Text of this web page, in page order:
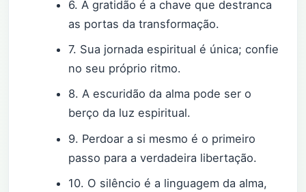
6. A gratidão é a chave que destranca
as portas da transformação.
7. Sua jornada espiritual é única; confie
no seu próprio ritmo.
8. A escuridão da alma pode ser o
berço da luz espiritual.
9. Perdoar a si mesmo é o primeiro
passo para a verdadeira libertação.
10. O silêncio é a linguagem da alma,